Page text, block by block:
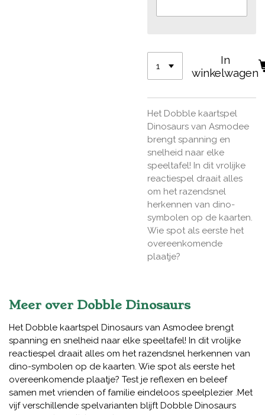
In
winkelwagen
Het Dobble kaartspel
Dinosaurs van Asmodee
brengt spanning en
snelheid naar elke
speeltafel! In dit vrolijke
reactiespel draait alles
om het razendsnel
herkennen van dino-
symbolen op de kaarten.
Wie spot als eerste het
overeenkomende
plaatje?
Meer over Dobble Dinosaurs
Het Dobble kaartspel Dinosaurs van Asmodee brengt
spanning en snelheid naar elke speeltafel! In dit vrolijke
reactiespel draait alles om het razendsnel herkennen van
dino-symbolen op de kaarten. Wie spot als eerste het
overeenkomende plaatje? Test je reflexen en beleef
samen met vrienden of familie eindeloos speelplezier .Met
vijf verschillende spelvarianten blijft Dobble Dinosaurs